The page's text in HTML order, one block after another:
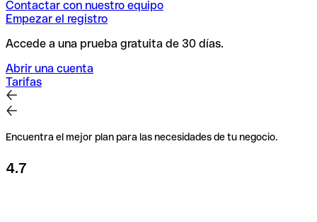
Contactar con nuestro equipo
Empezar el registro
Accede a una prueba gratuita de 30 días.
Abrir una cuenta
Tarifas
Encuentra el mejor plan para las necesidades de tu negocio.
4.7